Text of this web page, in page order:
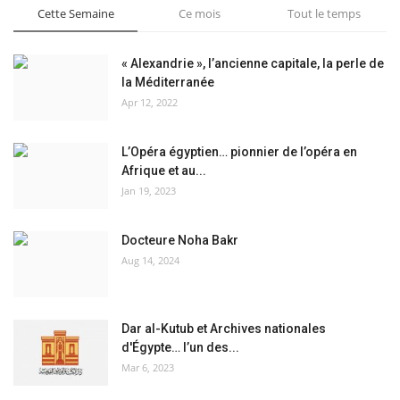
Cette Semaine Ce mois Tout le temps
« Alexandrie », l’ancienne capitale, la perle de
la Méditerranée
Apr 12, 2022
L’Opéra égyptien… pionnier de l’opéra en
Afrique et au...
Jan 19, 2023
Docteure Noha Bakr
Aug 14, 2024
Dar al-Kutub et Archives nationales
d'Égypte… l’un des...
Mar 6, 2023